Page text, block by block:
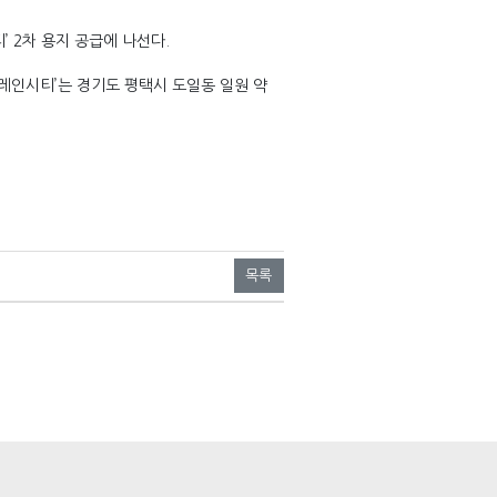
2차 용지 공급에 나선다.
인시티’는 경기도 평택시 도일동 일원 약
목록